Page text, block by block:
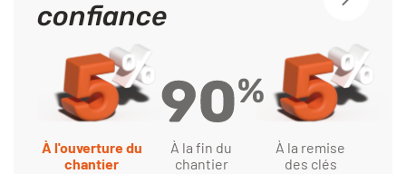
confiance
À l'ouverture du
chantier
À la fin du
chantier
À la remise
des clés